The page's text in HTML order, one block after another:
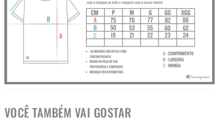
VOCÊ TAMBÉM VAI GOSTAR